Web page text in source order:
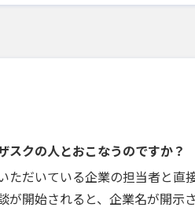
スクの人とおこなうのですか？
ただいている企業の担当者と直
が開始されると、企業名が開示さ